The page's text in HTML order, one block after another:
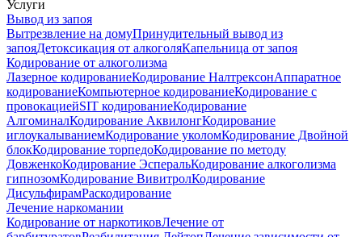
Услуги
Вывод из запоя
Вытрезвление на домуПринудительный вывод из
запояДетоксикация от алкоголяКапельница от запоя
Кодирование от алкоголизма
Лазерное кодированиеКодирование НалтрексонАппаратное
кодированиеКомпьютерное кодированиеКодирование с
провокациейSIT кодированиеКодирование
АлгоминалКодирование АквилонгКодирование
иглоукалываниемКодирование уколомКодирование Двойной
блокКодирование торпедоКодирование по методу
ДовженкоКодирование ЭсперальКодирование алкоголизма
гипнозомКодирование ВивитролКодирование
ДисульфирамРаскодирование
Лечение наркомании
Кодирование от наркотиковЛечение от